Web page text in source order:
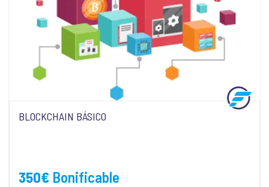
BLOCKCHAIN BÁSICO
350€ Bonificable